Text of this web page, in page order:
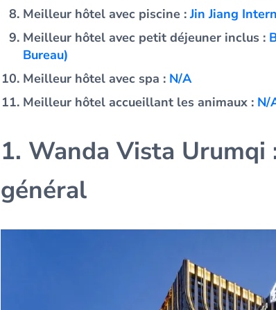
Meilleur hôtel avec piscine :Jin Jiang
Meilleur hôtel avec petit déjeuner inclus :
Bureau)
Meilleur hôtel avec spa : N/A
Meilleur hôtel accueillant les animaux : N/
1. Wanda Vista
général